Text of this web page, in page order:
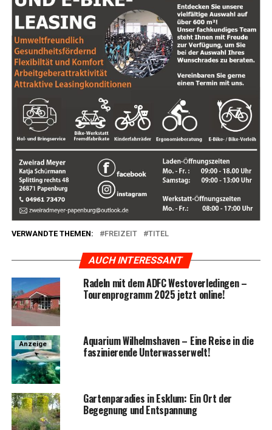
VERWANDTE THEMEN: FREIZEIT TITEL
AUCH INTERESSANT
Radeln mit dem ADFC Wes­t­ov­er­le­din­gen –
Tou­ren­pro­gramm 2025 jetzt online!
Anzeige Aqua­ri­um Wil­helms­ha­ven – Eine Rei­se in die
fas­zi­nie­ren­de Unterwasserwelt!
Gar­ten­pa­ra­dies in Esklum: Ein Ort der
Begeg­nung und Entspannung